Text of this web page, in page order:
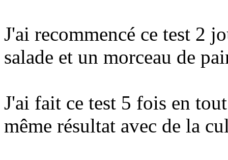
J'ai recommencé ce test 2
salade et un morceau de
J'ai fait ce test 5 fois en
même résultat avec de la